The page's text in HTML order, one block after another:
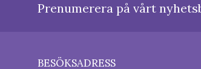
Prenumerera på vårt
BESÖKSADRESS